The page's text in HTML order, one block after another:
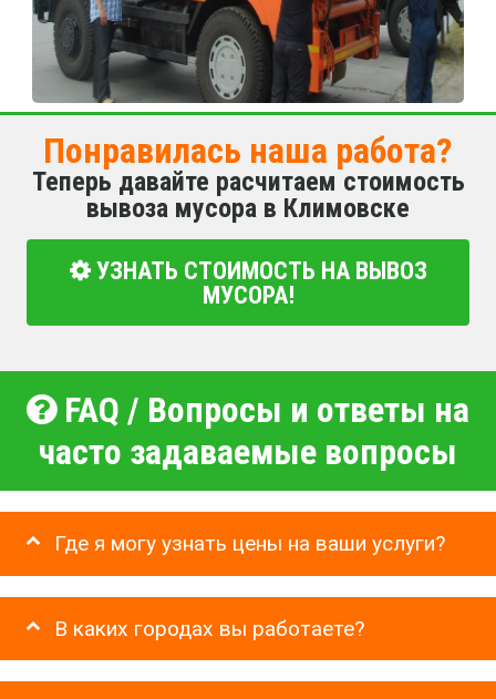
Понравилась наша работа?
Теперь давайте расчитаем стоимость
вывоза мусора в Климовске
УЗНАТЬ СТОИМОСТЬ НА ВЫВОЗ
МУСОРА!
FAQ / Вопросы и ответы на
часто задаваемые вопросы
Где я могу узнать цены на ваши услуги?
В каких городах вы работаете?